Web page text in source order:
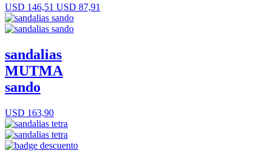
USD 146,51 USD 87,91
sandalias
MUTMA
sando
USD 163,90